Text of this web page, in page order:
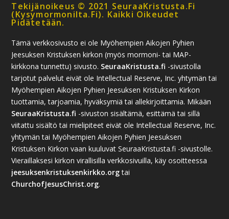
Tekijänoikeus © 2021 SeuraaKristusta.fi
(kysymormonilta.fi). Kaikki Oikeudet
Pidätetään.
Tämä verkkosivusto ei ole Myöhempien Aikojen Pyhien
Jeesuksen Kristuksen kirkon (myös mormoni- tai MAP-
kirkkona tunnettu) sivusto. SeuraaKristusta.fi -sivustolla
tarjotut palvelut eivät ole Intellectual Reserve, Inc. yhtymän tai
Myöhempien Aikojen Pyhien Jeesuksen Kristuksen Kirkon
tuottamia, tarjoamia, hyväksymiä tai allekirjoittamia. Mikään
SeuraaKristusta.fi -sivuston sisältämä, esittämä tai sillä
viitattu sisältö tai mielipiteet eivät ole Intellectual Reserve, Inc.
yhtymän tai Myöhempien Aikojen Pyhien Jeesuksen
Kristuksen Kirkon vaan kuuluvat SeuraaKristusta.fi -sivustolle.
Vieraillaksesi kirkon virallisilla verkkosivuilla, käy osoitteessa
jeesuksenkristuksenkirkko.orgtai
ChurchofJesusChrist.org.